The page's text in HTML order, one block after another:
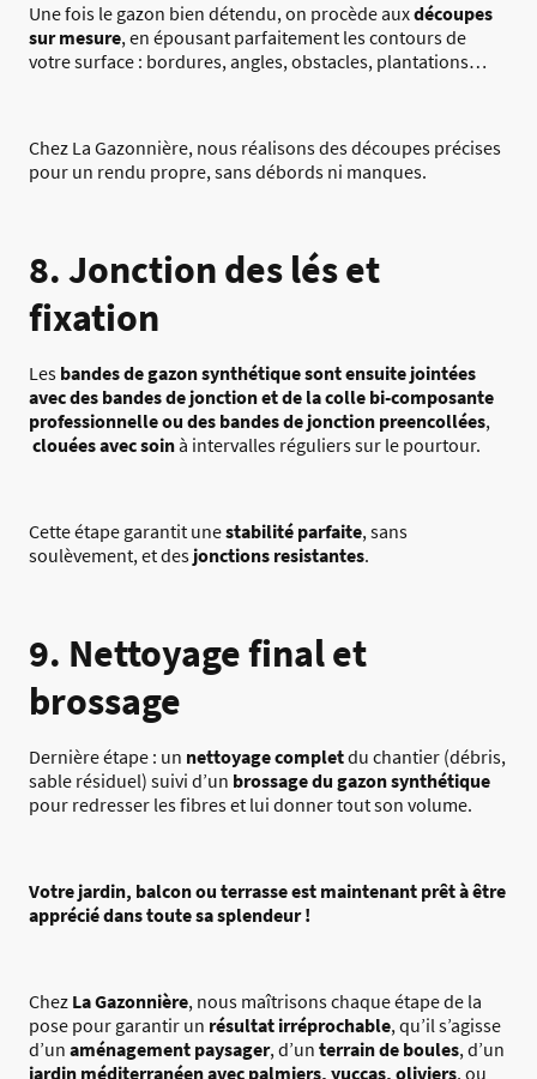
Une fois le gazon bien détendu, on procède auxdécoupes
sur mesure, en épousant parfaitement les contours de
votre surface : bordures, angles, obstacles, plantations…
Chez La Gazonnière, nous réalisons des découpes précises
pour un rendu propre, sans débords ni manques.
8. Jonction des lés et
fixation
Les bandes de gazon synthétique sont ensuite jointées
avec des bandes de jonction et de la colle bi-composante
professionnelle ou des bandes de jonction preencollées,
clouées avec soinà intervalles réguliers sur le pourtour.
Cette étape garantit unestabilité parfaite, sans
soulèvement, et des jonctions resistantes.
9. Nettoyage final et
brossage
Dernière étape : un nettoyage completdu chantier (débris,
sable résiduel) suivi d’un brossage du gazon synthétique
pour redresser les fibres et lui donner tout son volume.
Votre jardin, balcon ou terrasse est maintenant prêt à être
apprécié dans toute sa splendeur !
Chez La Gazonnière, nous maîtrisons chaque étape de la
pose pour garantir un résultat irréprochable, qu’il s’agisse
d’un aménagement paysager, d’un terrain de boules, d’un
jardin méditerranéen avec palmiers, yuccas, oliviers, ou